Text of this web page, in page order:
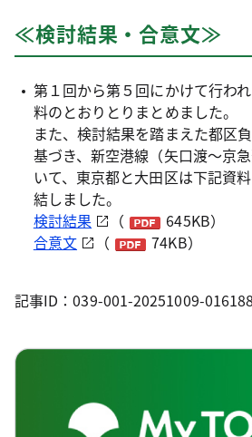
≪検討結果・合意文≫
第１回から第５回にかけて行わ
料のとおりとりまとめました。
また、検討結果を踏まえた都区
基づき、新空港線（矢口渡～京
いて、東京都と大田区は下記資
結しました。
検討結果
（
645KB）
合意文
（ 74KB）
記事ID：039-001-20251009-016188